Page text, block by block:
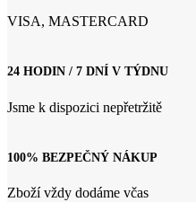
VISA, MASTERCARD
24 HODIN / 7 DNÍ V TÝDNU
Jsme k dispozici nepřetržitě
100% BEZPEČNÝ NÁKUP
Zboží vždy dodáme včas